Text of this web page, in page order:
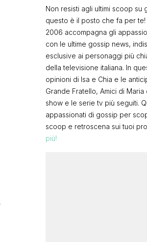
Non resisti agli ultimi scoop su
questo è il posto che fa per
2006 accompagna gli
con le ultime gossip news,
esclusive ai personaggi più
della televisione italiana. In
opinioni di Isa e Chia e le
Grande Fratello, Amici di
show e le serie tv più seguiti.
appassionati di gossip per
scoop e retroscena sui tuoi
più!